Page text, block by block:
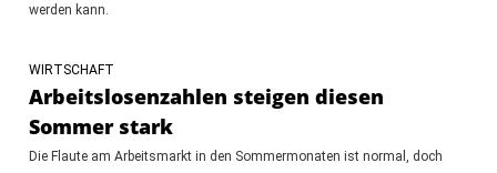
werden kann.
WIRTSCHAFT
Arbeitslosenzahlen steigen diesen
Sommer stark
Die Flaute am Arbeitsmarkt in den Sommermonaten ist normal, doch